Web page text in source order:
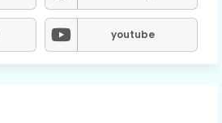
youtube